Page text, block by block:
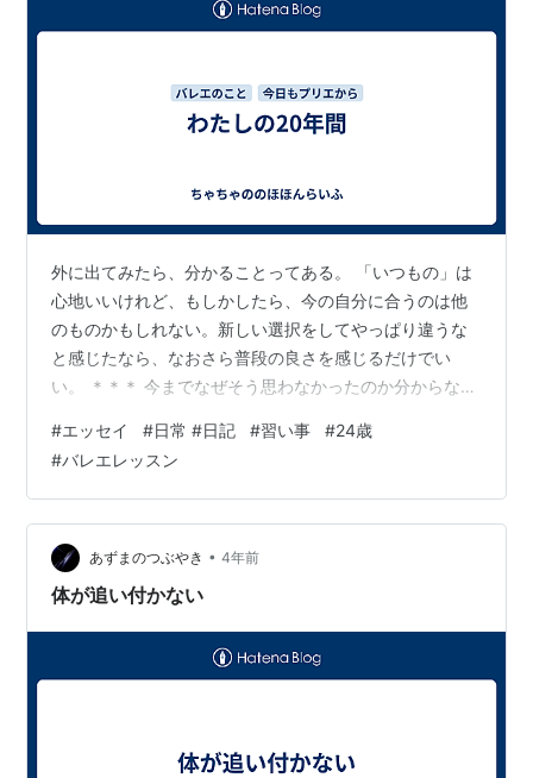
外に出てみたら、分かることってある。 「いつもの」は
心地いいけれど、もしかしたら、今の自分に合うのは他
のものかもしれない。新しい選択をしてやっぱり違うな
と感じたなら、なおさら普段の良さを感じるだけでい
い。 ＊＊＊ 今までなぜそう思わなかったのか分からない
た。最近オープンしたバレエスタジオがあったので、体
験だったら参加できる。 正直、ずっと同じスタジオに通
っていてコンクールなども出ていないので、自分のレベ
ル感が分からない。経験者のクラスを選ぶとき、目安で
「バレエ歴○年以上」などと書かれているのだが、当て
にならないなと思った。事前に見学ができる訳で…
#エッセイ #日常 #日記 #習い事 #24歳
#バレエレッスン
あずまのつぶやき • 4年前
体が追い付かない